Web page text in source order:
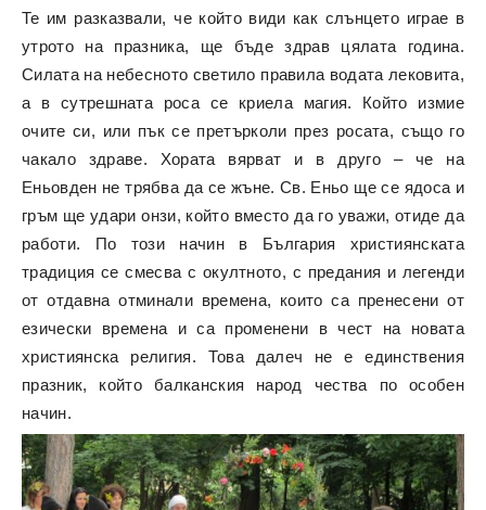
Те им разказвали, че който види как слънцето играе в
утрото на празника, ще бъде здрав цялата година.
Силата на небесното светило правила водата лековита,
а в сутрешната роса се криела магия. Който измие
очите си, или пък се претърколи през росата, също го
чакало здраве. Хората вярват и в друго – че на
Еньовден не трябва да се жъне. Св. Еньо ще се ядоса и
гръм ще удари онзи, който вместо да го уважи, отиде да
работи. По този начин в България християнската
традиция се смесва с окултното, с предания и легенди
от отдавна отминали времена, които са пренесени от
езически времена и са променени в чест на новата
християнска религия. Това далеч не е единствения
празник, който балканския народ чества по особен
начин.